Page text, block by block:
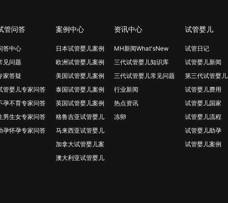
管问答
答中心
见问题
家答疑
管婴儿专家问答
孕不育专家问答
男生女专家问答
孕怀孕专家问答
案例中心
日本试管婴儿案例
欧洲试管婴儿案例
美国试管婴儿案例
泰国试管婴儿案例
英国试管婴儿案例
格鲁吉亚试管婴儿
马来西亚试管婴儿
加拿大试管婴儿案
澳大利亚试管婴儿
资讯中心
MH新闻What'sNew
三代试管婴儿知识库
三代试管婴儿常见问题
行业新闻
热点资讯
冻卵
试管婴儿
试管日记
试管婴儿新闻
第三代试管婴儿
试管婴儿费用
试管婴儿国家
试管婴儿流程
试管婴儿助孕
试管婴儿案例